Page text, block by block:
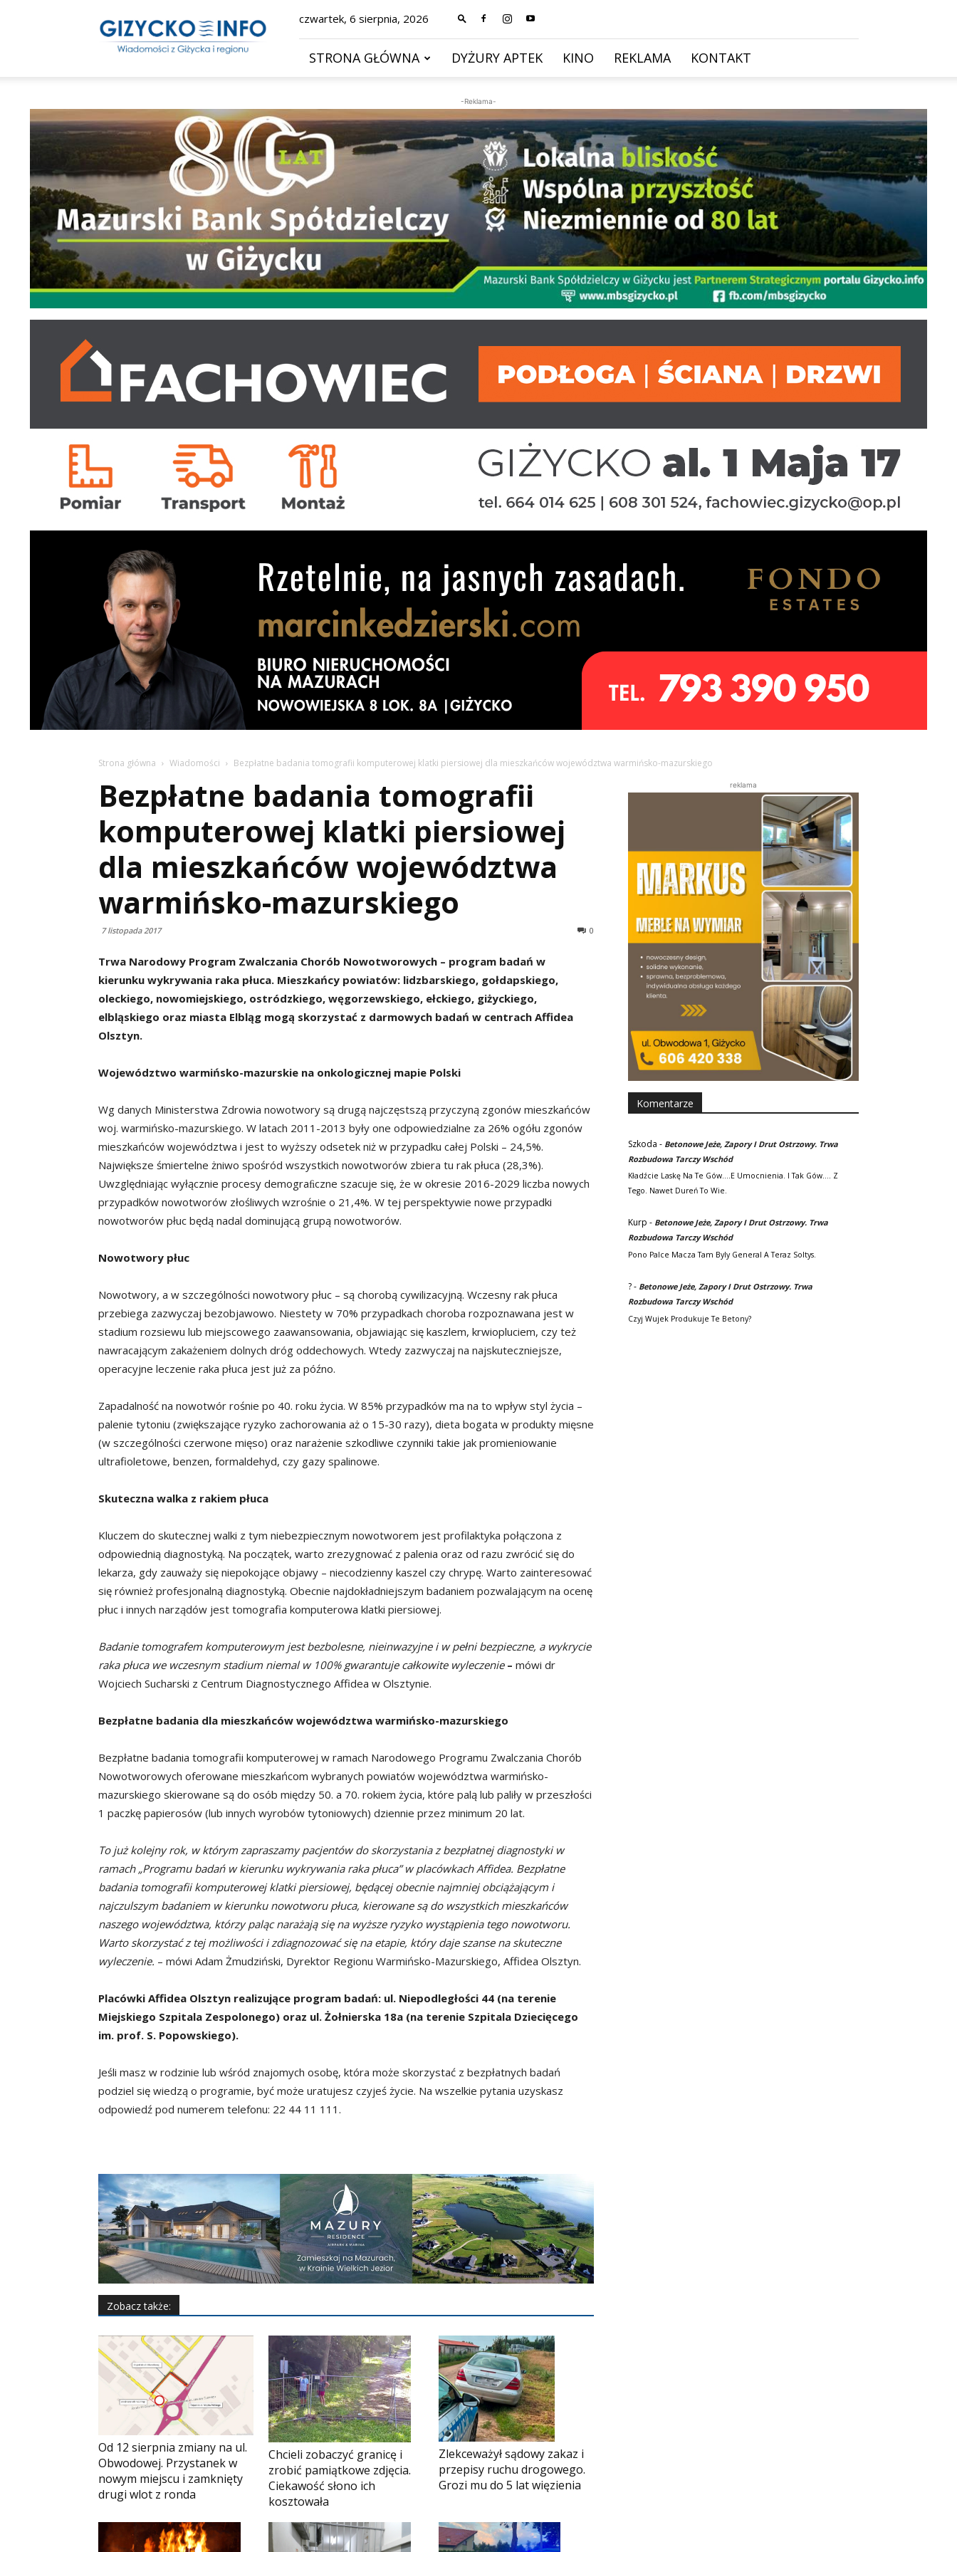
–
wiadomości
czwartek, 6 sierpnia, 2026
STRONA GŁÓWNA DYŻURY APTEK KINO REKLAMA KONTAKT
-Reklama-
Strona główna Wiadomości Bezpłatne badania tomografii komputerowej klatki piersiowej dla mieszkańców województwa warmińsko-mazurskiego
Bezpłatne badania tomografii
komputerowej klatki piersiowej
dla mieszkańców województwa
warmińsko-mazurskiego
7 listopada 2017 0
Trwa Narodowy Program Zwalczania Chorób Nowotworowych – program badań w
kierunku wykrywania raka płuca. Mieszkańcy powiatów: lidzbarskiego, gołdapskiego,
oleckiego, nowomiejskiego, ostródzkiego, węgorzewskiego, ełckiego, giżyckiego,
elbląskiego oraz miasta Elbląg mogą skorzystać z darmowych badań w centrach Affidea
Olsztyn.
Województwo warmińsko-mazurskie na onkologicznej mapie Polski
Wg danych Ministerstwa Zdrowia nowotwory są drugą najczęstszą przyczyną zgonów mieszkańców
woj. warmińsko-mazurskiego. W latach 2011-2013 były one odpowiedzialne za 26% ogółu zgonów
mieszkańców województwa i jest to wyższy odsetek niż w przypadku całej Polski – 24,5%.
Największe śmiertelne żniwo spośród wszystkich nowotworów zbiera tu rak płuca (28,3%).
Uwzględniając wyłącznie procesy demograﬁczne szacuje się, że w okresie 2016-2029 liczba nowych
przypadków nowotworów złośliwych wzrośnie o 21,4%. W tej perspektywie nowe przypadki
nowotworów płuc będą nadal dominującą grupą nowotworów.
Nowotwory płuc
Nowotwory, a w szczególności nowotwory płuc – są chorobą cywilizacyjną. Wczesny rak płuca
przebiega zazwyczaj bezobjawowo. Niestety w 70% przypadkach choroba rozpoznawana jest w
stadium rozsiewu lub miejscowego zaawansowania, objawiając się kaszlem, krwiopluciem, czy też
nawracającym zakażeniem dolnych dróg oddechowych. Wtedy zazwyczaj na najskuteczniejsze,
operacyjne leczenie raka płuca jest już za późno.
Zapadalność na nowotwór rośnie po 40. roku życia. W 85% przypadków ma na to wpływ styl życia –
palenie tytoniu (zwiększające ryzyko zachorowania aż o 15-30 razy), dieta bogata w produkty mięsne
(w szczególności czerwone mięso) oraz narażenie szkodliwe czynniki takie jak promieniowanie
ultrafioletowe, benzen, formaldehyd, czy gazy spalinowe.
Skuteczna walka z rakiem płuca
Kluczem do skutecznej walki z tym niebezpiecznym nowotworem jest profilaktyka połączona z
odpowiednią diagnostyką. Na początek, warto zrezygnować z palenia oraz od razu zwrócić się do
lekarza, gdy zauważy się niepokojące objawy – niecodzienny kaszel czy chrypę. Warto zainteresować
się również profesjonalną diagnostyką. Obecnie najdokładniejszym badaniem pozwalającym na ocenę
płuc i innych narządów jest tomografia komputerowa klatki piersiowej.
Badanie tomografem komputerowym jest bezbolesne, nieinwazyjne i w pełni bezpieczne, a wykrycie
raka płuca we wczesnym stadium niemal w 100% gwarantuje całkowite wyleczenie – mówi dr
Wojciech Sucharski z Centrum Diagnostycznego Affidea w Olsztynie.
Bezpłatne badania dla mieszkańców województwa warmińsko-mazurskiego
Bezpłatne badania tomografii komputerowej w ramach Narodowego Programu Zwalczania Chorób
Nowotworowych oferowane mieszkańcom wybranych powiatów województwa warmińsko-
mazurskiego skierowane są do osób między 50. a 70. rokiem życia, które palą lub paliły w przeszłości
1 paczkę papierosów (lub innych wyrobów tytoniowych) dziennie przez minimum 20 lat.
To już kolejny rok, w którym zapraszamy pacjentów do skorzystania z bezpłatnej diagnostyki w
ramach „Programu badań w kierunku wykrywania raka płuca” w placówkach Affidea. Bezpłatne
badania tomografii komputerowej klatki piersiowej, będącej obecnie najmniej obciążającym i
najczulszym badaniem w kierunku nowotworu płuca, kierowane są do wszystkich mieszkańców
naszego województwa, którzy paląc narażają się na wyższe ryzyko wystąpienia tego nowotworu.
Warto skorzystać z tej możliwości i zdiagnozować się na etapie, który daje szanse na skuteczne
wyleczenie. – mówi Adam Żmudziński, Dyrektor Regionu Warmińsko-Mazurskiego, Affidea Olsztyn.
Placówki Affidea Olsztyn realizujące program badań: ul. Niepodległości 44 (na terenie
Miejskiego Szpitala Zespolonego) oraz ul. Żołnierska 18a (na terenie Szpitala Dziecięcego
im. prof. S. Popowskiego).
Jeśli masz w rodzinie lub wśród znajomych osobę, która może skorzystać z bezpłatnych badań
podziel się wiedzą o programie, być może uratujesz czyjeś życie. Na wszelkie pytania uzyskasz
odpowiedź pod numerem telefonu: 22 44 11 111.
Zobacz także:
Od 12 sierpnia zmiany na ul.
Obwodowej. Przystanek w
nowym miejscu i zamknięty
drugi wlot z ronda
Chcieli zobaczyć granicę i
zrobić pamiątkowe zdjęcia.
Ciekawość słono ich
kosztowała
Zlekceważył sądowy zakaz i
przepisy ruchu drogowego.
Grozi mu do 5 lat więzienia
reklama
Komentarze
Szkoda - Betonowe Jeże, Zapory I Drut Ostrzowy. Trwa
Rozbudowa Tarczy Wschód
Kładźcie Laskę Na Te Gów....e Umocnienia. I Tak Gów.... Z
Tego. Nawet Dureń To Wie.
Kurp - Betonowe Jeże, Zapory I Drut Ostrzowy. Trwa
Rozbudowa Tarczy Wschód
Pono Palce Macza Tam Byly General A Teraz Soltys.
?- Betonowe Jeże, Zapory I Drut Ostrzowy. Trwa
Rozbudowa Tarczy Wschód
Czyj Wujek Produkuje Te Betony?